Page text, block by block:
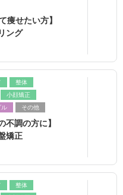
痩せたい方】
ング
整体
小顔矯正
ル その他
不調の方に】
矯正
整体